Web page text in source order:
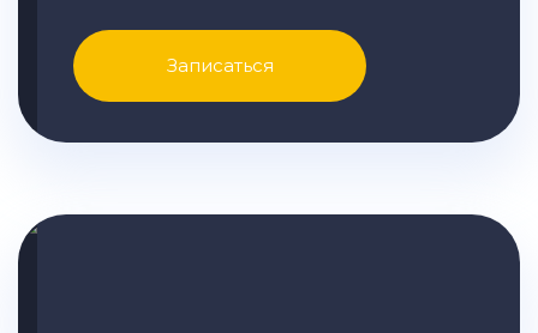
Записаться